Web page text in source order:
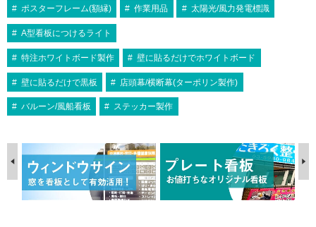
ポスターフレーム(額縁) 作業用品 太陽光/風力発電標識
A型看板につけるライト
特注ホワイトボード製作 壁に貼るだけでホワイトボード
壁に貼るだけで黒板 店頭幕/横断幕(ターポリン製作)
バルーン/風船看板 ステッカー製作